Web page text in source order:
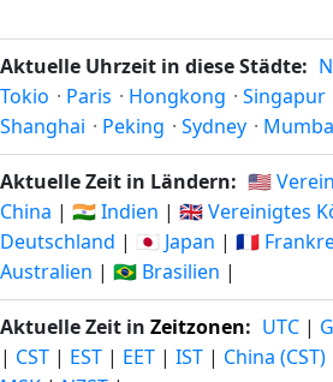
Aktuelle Uhrzeit in diese Städte:
Tokio · Paris · Hongkong · Singapur
Shanghai · Peking · Sydney ·
Aktuelle Zeit in Ländern: 🇺🇸
China | 🇮🇳 Indien | 🇬🇧 Vereinigtes
Deutschland | 🇯🇵 Japan | 🇫🇷
Australien | 🇧🇷 Brasilien |
Aktuelle Zeit in Zeitzonen: UTC |
| CST | EST | EET | IST | China (CST)